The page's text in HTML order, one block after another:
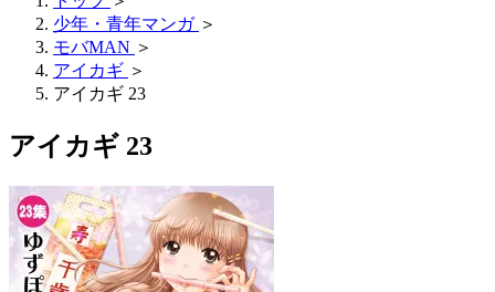
少年・青年マンガ ＞
モバMAN ＞
アイカギ ＞
アイカギ 23
アイカギ 23